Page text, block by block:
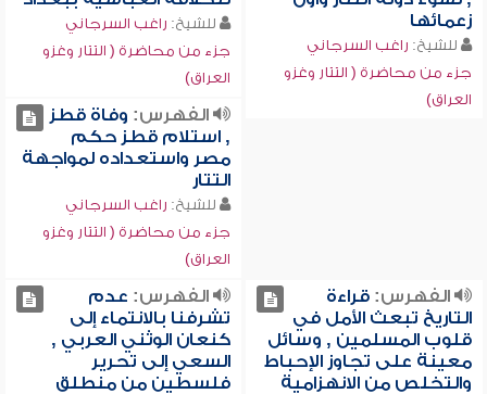
زعمائها
للشيخ: راغب السرجاني
جزء من محاضرة ( التتار وغزو
العراق)
للشيخ: راغب السرجاني
جزء من محاضرة ( التتار وغزو
العراق)
الفهرس: وفاة قطز
, استلام قطز حكم
مصر واستعداده لمواجهة
التتار
للشيخ: راغب السرجاني
جزء من محاضرة ( التتار وغزو
العراق)
الفهرس:قراءة
التاريخ تبعث الأمل في
قلوب المسلمين , وسائل
معينة على تجاوز الإحباط
والتخلص من الانهزامية
الفهرس: عدم
تشرفنا بالانتماء إلى
كنعان الوثني العربي ,
السعي إلى تحرير
فلسطين من منطلق